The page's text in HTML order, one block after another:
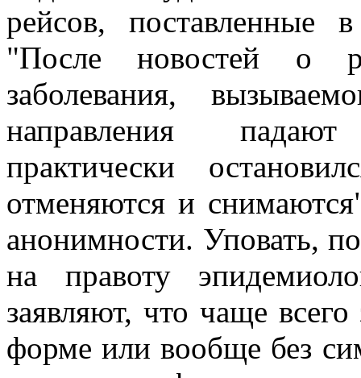
рейсов, поставленные
"После новостей о
заболевания,
направления
практически
отменяются и
анонимности. Уповать,
на правоту
заявляют, что чаще
форме или вообще без